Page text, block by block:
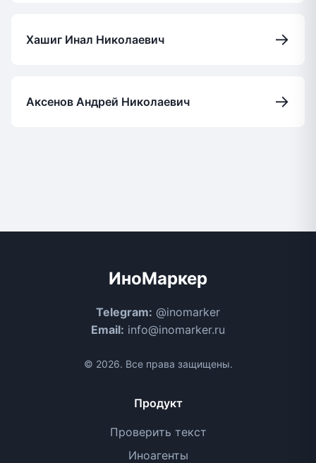
Хашиг Инал Николаевич →
Аксенов Андрей Николаевич →
ИноМаркер
Telegram: @inomarker
Email: info@inomarker.ru
© 2026. Все права защищены.
Продукт
Проверить текст
Иноагенты